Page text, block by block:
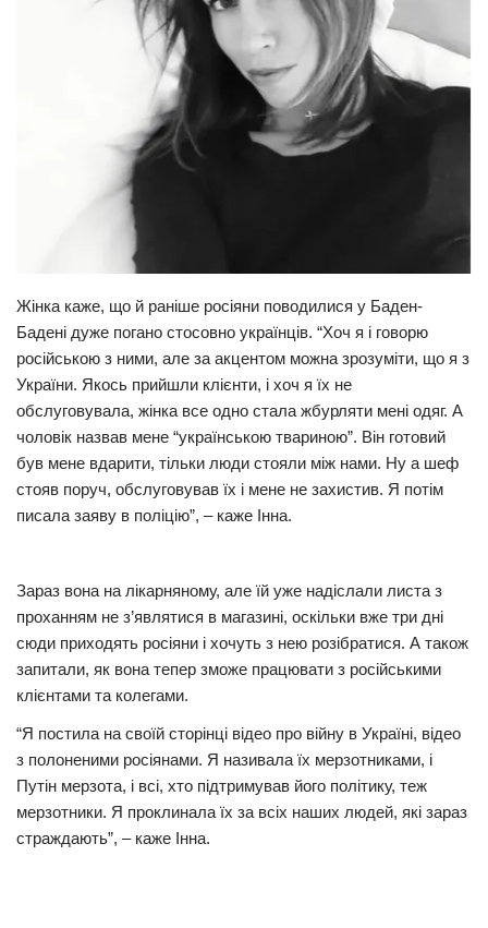
Жінка каже, що й раніше росіяни поводилися у Баден-
Бадені дуже погано стосовно українців. “Хоч я і говорю
російською з ними, але за акцентом можна зрозуміти, що я з
України. Якось прийшли клієнти, і хоч я їх не
обслуговувала, жінка все одно стала жбурляти мені одяг. А
чоловік назвав мене “українською твариною”. Він готовий
був мене вдарити, тільки люди стояли між нами. Ну а шеф
стояв поруч, обслуговував їх і мене не захистив. Я потім
писала заяву в поліцію”, – каже Інна.
Зараз вона на лікарняному, але їй уже надіслали листа з
проханням не з’являтися в магазині, оскільки вже три дні
сюди приходять росіяни і хочуть з нею розібратися. А також
запитали, як вона тепер зможе працювати з російськими
клієнтами та колегами.
“Я постила на своїй сторінці відео про війну в Україні, відео
з полоненими росіянами. Я називала їх мерзотниками, і
Путін мерзота, і всі, хто підтримував його політику, теж
мерзотники. Я проклинала їх за всіх наших людей, які зараз
страждають”, – каже Інна.